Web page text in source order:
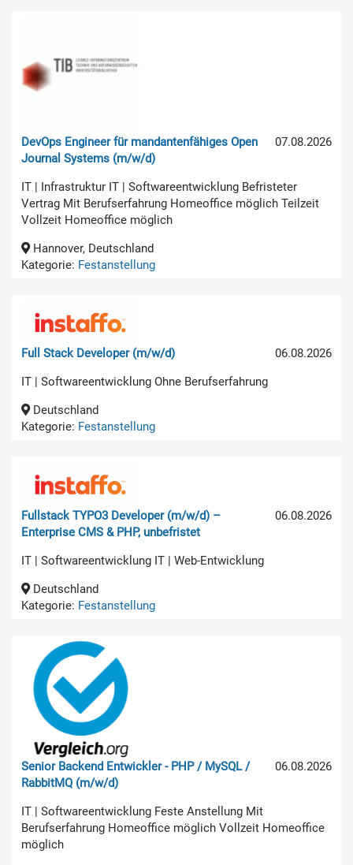
07.08.2026
DevOps Engineer für mandantenfähiges Open
Journal Systems (m/w/d)
IT | Infrastruktur IT | Softwareentwicklung Befristeter
Vertrag Mit Berufserfahrung Homeoffice möglich Teilzeit
Vollzeit Homeoffice möglich
Hannover, Deutschland
Kategorie: Festanstellung
06.08.2026
Full Stack Developer (m/w/d)
IT | Softwareentwicklung Ohne Berufserfahrung
Deutschland
Kategorie: Festanstellung
06.08.2026
Fullstack TYPO3 Developer (m/w/d) –
Enterprise CMS & PHP, unbefristet
IT | Softwareentwicklung IT | Web-Entwicklung
Deutschland
Kategorie: Festanstellung
06.08.2026
Senior Backend Entwickler - PHP / MySQL /
RabbitMQ (m/w/d)
IT | Softwareentwicklung Feste Anstellung Mit
Berufserfahrung Homeoffice möglich Vollzeit Homeoffice
möglich